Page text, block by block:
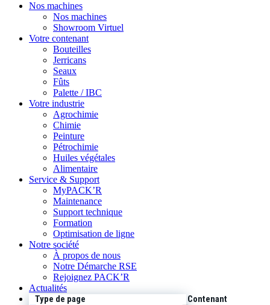
Nos machines
Nos machines
Showroom Virtuel
Votre contenant
Bouteilles
Jerricans
Seaux
Fûts
Palette / IBC
Votre industrie
Agrochimie
Chimie
Peinture
Pétrochimie
Huiles végétales
Alimentaire
Service & Support
MyPACK’R
Maintenance
Support technique
Formation
Optimisation de ligne
Notre société
À propos de nous
Notre Démarche RSE
Rejoignez PACK’R
Actualités
Type de page Contenant